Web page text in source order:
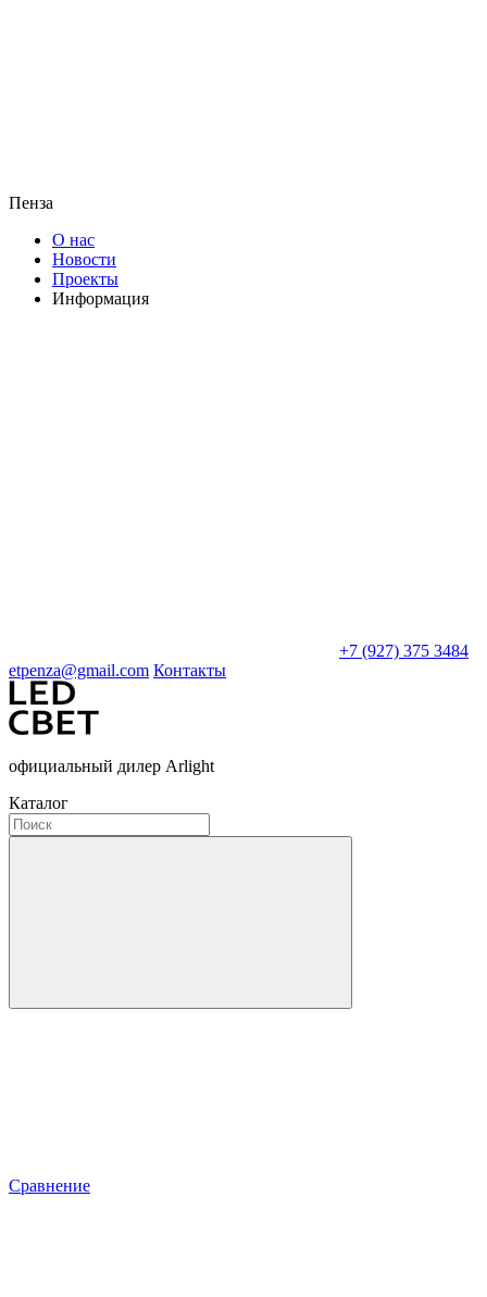
Пенза
О нас
Новости
Проекты
Информация
+7 (927) 375 3484
etpenza@gmail.com Контакты
официальный дилер Arlight
Каталог
Сравнение